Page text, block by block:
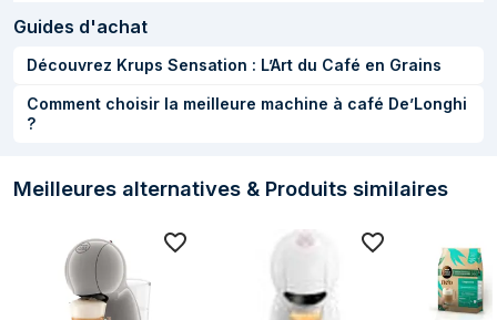
d'expresso
Informations sur l'emballage
Quantité
Guides d'achat
Découvrez Krups Sensation : L’Art du Café en Grains
Comment choisir la meilleure machine à café De’Longhi
?
Meilleures alternatives & Produits similaires